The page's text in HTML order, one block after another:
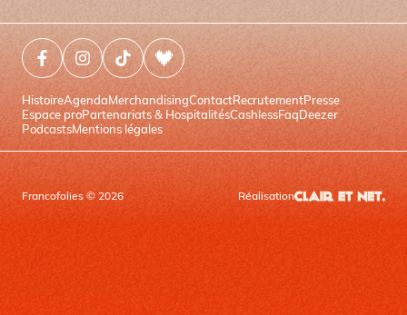
HistoireAgendaMerchandisingContactRecrutementPresse
Espace proPartenariats & HospitalitésCashlessFaqDeezer
PodcastsMentions légales
Facebook (nouvelle fenêtre)
Instagram (nouvelle fenêtre)
Tiktok (nouvelle fenêtre)
Deezer (nouvelle fenêtre)
Francofolies © 2026 Réalisation